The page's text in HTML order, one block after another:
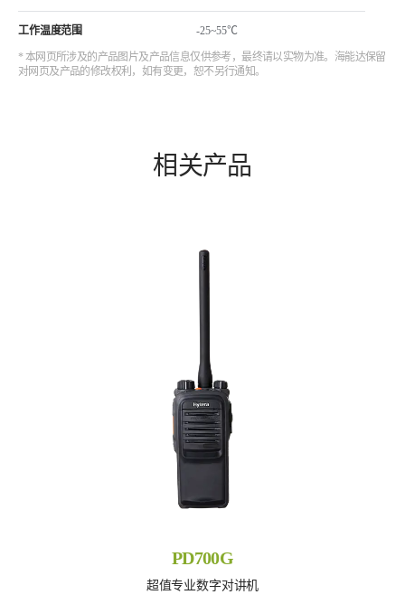
工作温度范围 -25~55℃
* 本网页所涉及的产品图片及产品信息仅供参考，最终请以实物为准。海能达保留
对网页及产品的修改权利，如有变更，恕不另行通知。
相关产品
PD700G
超值专业数字对讲机